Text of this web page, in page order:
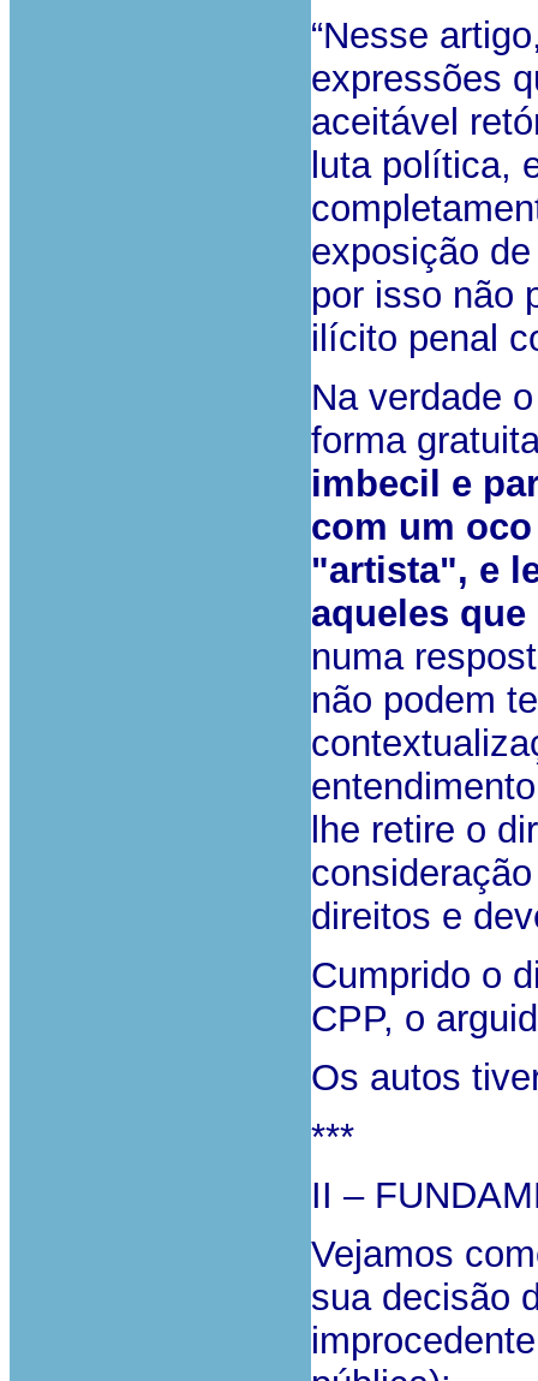
“Nesse
expressões
aceitável
luta política,
exposição
por isso não
ilícito penal
Na verdade
forma
imbecil e
com um
"artista", e
aqueles
numa
não podem
lhe retire o
direitos e
Cumprido o
CPP, o
Os autos
***
II –
Vejamos
sua decisão